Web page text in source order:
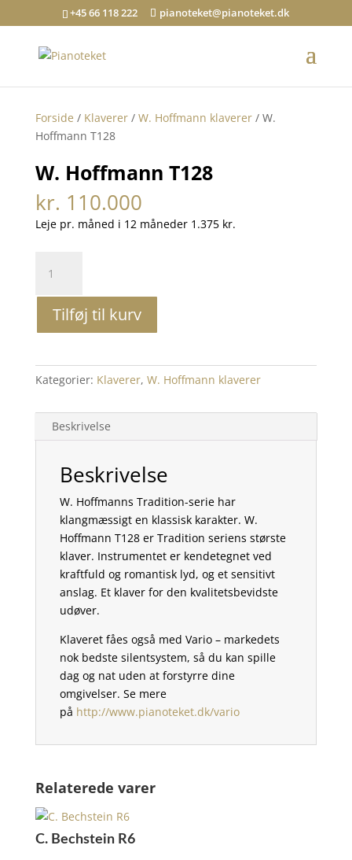
+45 66 118 222 pianoteket@pianoteket.dk
Forside / Klaverer/ W. Hoffmann klaverer/ W.
Hoffmann T128
W. Hoffmann T128
kr. 110.000
Leje pr. måned i 12 måneder 1.375 kr.
Hoffmann
T128
antalTilføj til kurv
Kategorier: Klaverer, W. Hoffmann klaverer
Beskrivelse
Beskrivelse
W. Hoffmanns Tradition-serie har
klangmæssigt en klassisk karakter. W.
Hoffmann T128 er Tradition seriens største
klaver. Instrumentet er kendetegnet ved
kraftfuld og romantisk lyd, og et sensitivt
anslag. Et klaver for den kvalitetsbevidste
udøver.
Klaveret fåes også med Vario – markedets
nok bedste silentsystem, så du kan spille
dag og nat uden at forstyrre dine
omgivelser. Se mere
på http://www.pianoteket.dk/vario
Relaterede varer
C. Bechstein R6